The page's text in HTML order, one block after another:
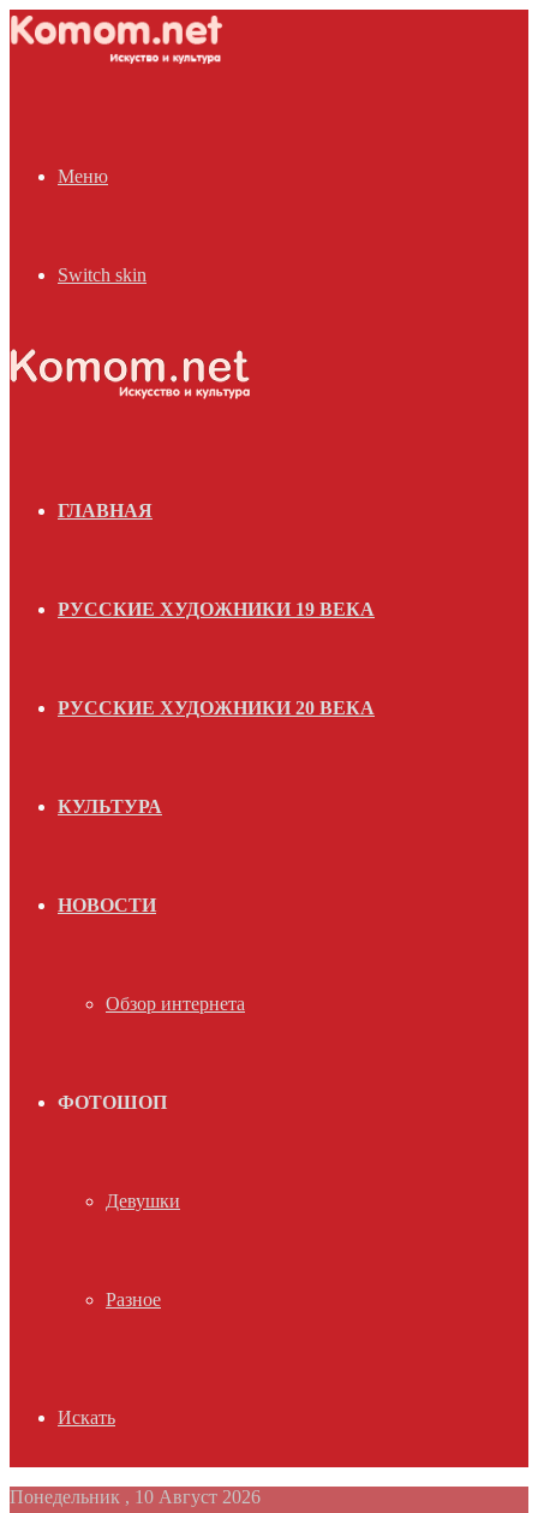
Меню
Switch skin
ГЛАВНАЯ
РУССКИЕ ХУДОЖНИКИ 19 ВЕКА
РУССКИЕ ХУДОЖНИКИ 20 ВЕКА
КУЛЬТУРА
НОВОСТИ
Обзор интернета
ФОТОШОП
Девушки
Разное
Искать
Понедельник , 10 Август 2026